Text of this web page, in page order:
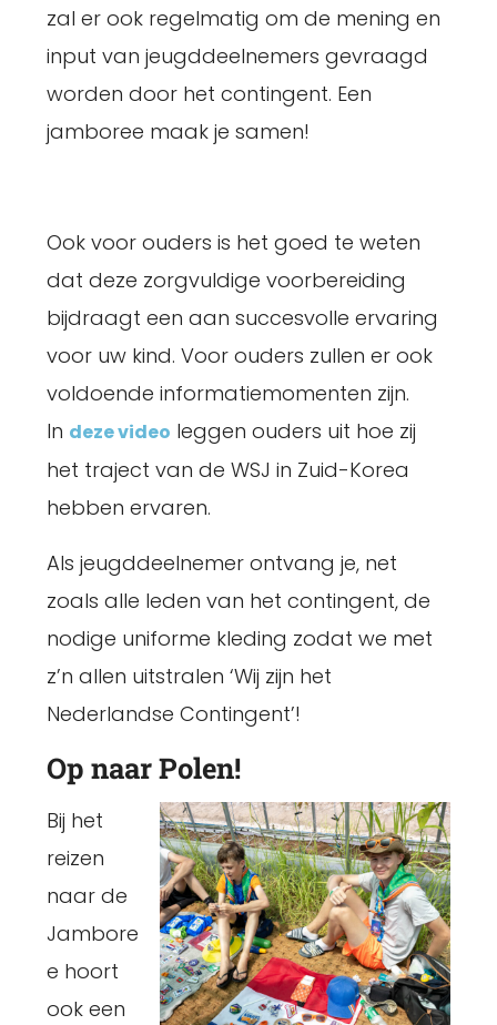
zal er ook regelmatig om de mening en
input van jeugddeelnemers gevraagd
worden door het contingent. Een
jamboree maak je samen!
Ook voor ouders is het goed te weten
dat deze zorgvuldige voorbereiding
bijdraagt een aan succesvolle ervaring
voor uw kind. Voor ouders zullen er ook
voldoende informatiemomenten zijn.
In deze video leggen ouders uit hoe zij
het traject van de WSJ in Zuid-Korea
hebben ervaren.
Als jeugddeelnemer ontvang je, net
zoals alle leden van het contingent, de
nodige uniforme kleding zodat we met
z’n allen uitstralen ‘Wij zijn het
Nederlandse Contingent’!
Op naar Polen!
Bij het
reizen
naar de
Jambore
e hoort
ook een